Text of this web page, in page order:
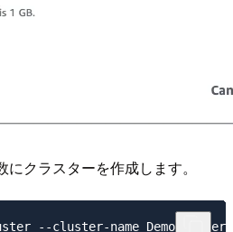
クラスターを作成します。